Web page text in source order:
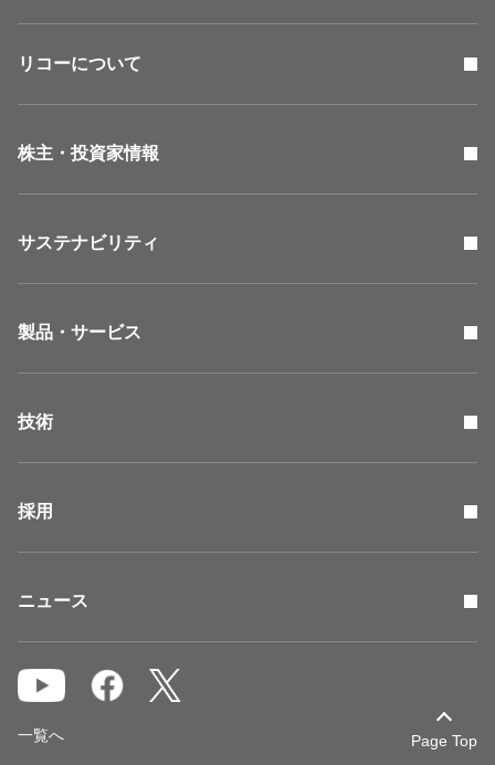
リコーについて
株主・投資家情報
サステナビリティ
製品・サービス
技術
採用
ニュース
Page Top
一覧へ